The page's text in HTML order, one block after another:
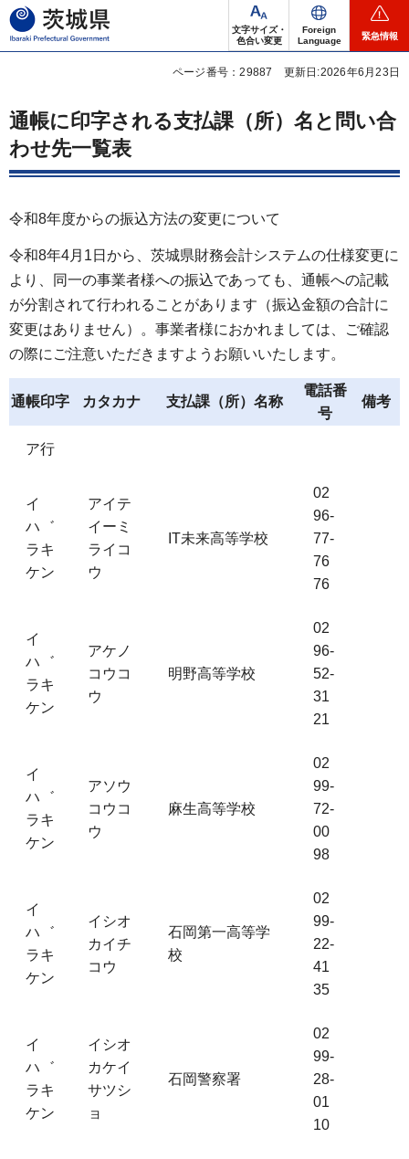
茨城県
文字サイズ・
色合い変更
Foreign
Language
緊急情報
ページ番号：29887 更新日:2026年6月23日
通帳に印字される支払課（所）名と問い合
わせ先一覧表
令和8年度からの振込方法の変更について
令和8年4月1日から、茨城県財務会計システムの仕様変更に
より、同一の事業者様への振込であっても、通帳への記載
が分割されて行われることがあります（振込金額の合計に
変更はありません）。事業者様におかれましては、ご確認
の際にご注意いただきますようお願いいたします。
通帳印字 カタカナ 支払課（所）名称
電話番
号
備考
ア行
イ
ハ゛
ラキ
ケン
アイテ
イーミ
ライコ
ウ
IT未来高等学校
02
96-
77-
76
76
イ
ハ゛
ラキ
ケン
アケノ
コウコ
ウ
明野高等学校
02
96-
52-
31
21
イ
ハ゛
ラキ
ケン
アソウ
コウコ
ウ
麻生高等学校
02
99-
72-
00
98
イ
ハ゛
ラキ
ケン
イシオ
カイチ
コウ
石岡第一高等学
校
02
99-
22-
41
35
イ
ハ゛
ラキ
ケン
イシオ
カケイ
サツシ
ョ
石岡警察署
02
99-
28-
01
10